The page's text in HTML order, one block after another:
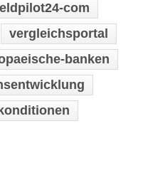
com
vergleichsportal
banken
konditionen